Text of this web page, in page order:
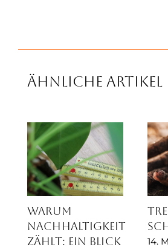
Ähnliche Artikel
Warum
Nachhaltigkeit
zählt: Ein Blick
14.